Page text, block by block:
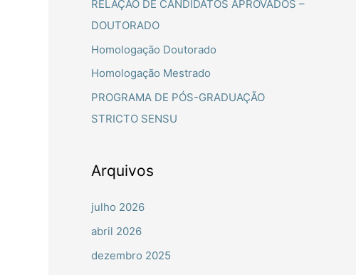
o
r
:
RELAÇÃO DE CANDIDATOS APROVADOS –
DOUTORADO
Homologação Doutorado
Homologação Mestrado
PROGRAMA DE PÓS-GRADUAÇÃO
STRICTO SENSU
Arquivos
julho 2026
abril 2026
dezembro 2025